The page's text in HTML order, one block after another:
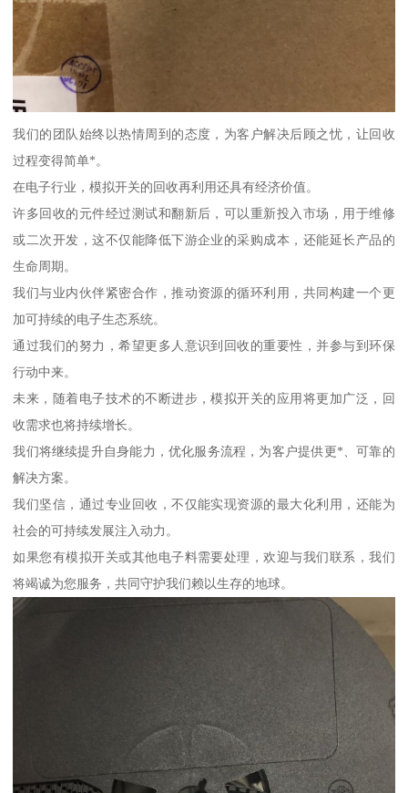
我们的团队始终以热情周到的态度，为客户解决后顾之忧，让回收
过程变得简单*。
在电子行业，模拟开关的回收再利用还具有经济价值。
许多回收的元件经过测试和翻新后，可以重新投入市场，用于维修
或二次开发，这不仅能降低下游企业的采购成本，还能延长产品的
生命周期。
我们与业内伙伴紧密合作，推动资源的循环利用，共同构建一个更
加可持续的电子生态系统。
通过我们的努力，希望更多人意识到回收的重要性，并参与到环保
行动中来。
未来，随着电子技术的不断进步，模拟开关的应用将更加广泛，回
收需求也将持续增长。
我们将继续提升自身能力，优化服务流程，为客户提供更*、可靠的
解决方案。
我们坚信，通过专业回收，不仅能实现资源的最大化利用，还能为
社会的可持续发展注入动力。
如果您有模拟开关或其他电子料需要处理，欢迎与我们联系，我们
将竭诚为您服务，共同守护我们赖以生存的地球。